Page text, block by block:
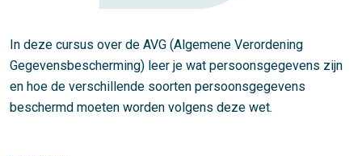
In deze cursus over de AVG (Algemene Verordening
Gegevensbescherming) leer je wat persoonsgegevens zijn
en hoe de verschillende soorten persoonsgegevens
beschermd moeten worden volgens deze wet.